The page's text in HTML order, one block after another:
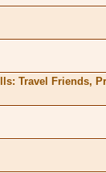
Travel Friends,